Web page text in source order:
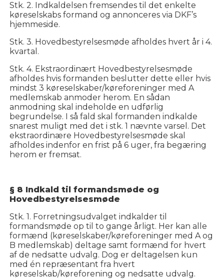
Stk. 2. Indkaldelsen fremsendes til det enkelte
køreselskabs formand og annonceres via DKF’s
hjemmeside.
Stk. 3. Hovedbestyrelsesmøde afholdes hvert år i 4.
kvartal.
Stk. 4. Ekstraordinært Hovedbestyrelsesmøde
afholdes hvis formanden beslutter dette eller hvis
mindst 3 køreselskaber/køreforeninger med A
medlemskab anmoder herom. En sådan
anmodning skal indeholde en udførlig
begrundelse. I så fald skal formanden indkalde
snarest muligt med det i stk. 1 nævnte varsel. Det
ekstraordinære Hovedbestyrelsesmøde skal
afholdes indenfor en frist på 6 uger, fra begæring
herom er fremsat.
§ 8 Indkald til formandsmøde og
Hovedbestyrelsesmøde
Stk. 1. Forretningsudvalget indkalder til
formandsmøde op til to gange årligt. Her kan alle
formænd (køreselskaber/køreforeninger med A og
B medlemskab) deltage samt formænd for hvert
af de nedsatte udvalg. Dog er deltagelsen kun
med én repræsentant fra hvert
køreselskab/køreforening og nedsatte udvalg.